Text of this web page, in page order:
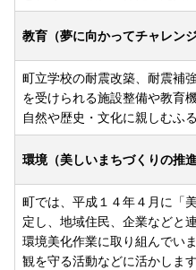
教育（夢に向かってチャレン
町立学校の耐震改築、耐震補
を受けられる施設整備や教育
自然や歴史・文化に親しむふ
環境（美しいまちづくりの推進
町では、平成１４年４月に「
定し、地域住民、企業などと
環境美化作業に取り組んでい
観を守る活動などに活かします